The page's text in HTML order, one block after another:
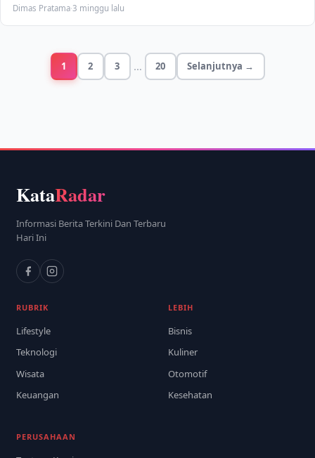
Dimas Pratama·3 minggu lalu
1 2 3 … 20 Selanjutnya →
KataRadar
Informasi Berita Terkini Dan Terbaru
Hari Ini
RUBRIK
Lifestyle
Teknologi
Wisata
Keuangan
LEBIH
Bisnis
Kuliner
Otomotif
Kesehatan
PERUSAHAAN